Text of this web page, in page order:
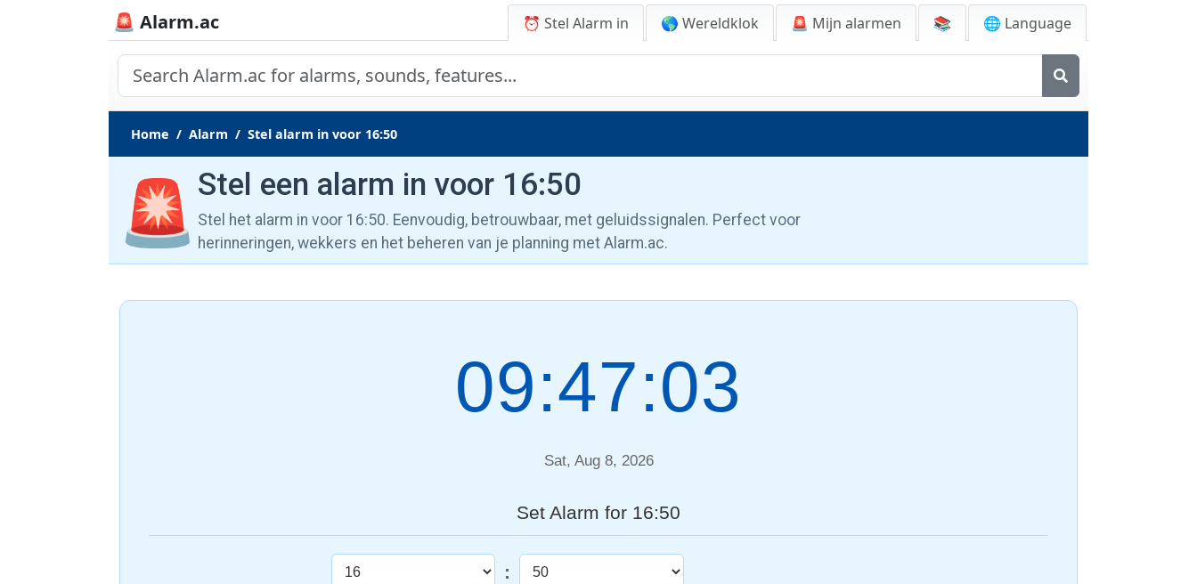
🚨 Alarm.ac ⏰ Stel Alarm in 🌎 Wereldklok 🚨 Mijn alarmen 📚 🌐 Language
Home Alarm Stel alarm in voor 16:50
🚨 Stel een alarm in voor 16:50
Stel het alarm in voor 16:50. Eenvoudig, betrouwbaar, met geluidssignalen. Perfect voor
herinneringen, wekkers en het beheren van je planning met Alarm.ac.
09:47:04
Sat, Aug 8, 2026
Set Alarm for 16:50
: